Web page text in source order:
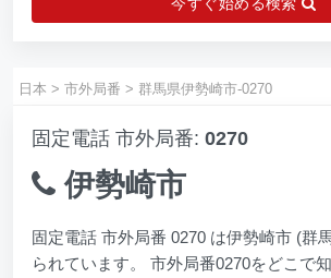
日本 > 市外局番 > 群馬県伊勢崎市-0270
固定電話 市外局番: 0270
伊勢崎市
固定電話 市外局番 0270 は伊勢崎市 (群
られています。 市外局番0270をどこで